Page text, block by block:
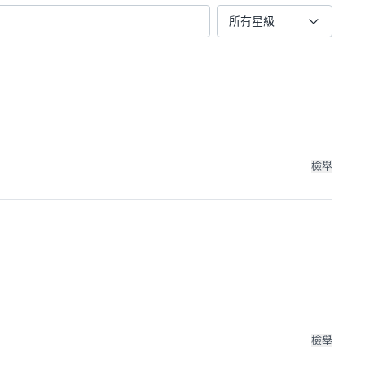
所有星級
檢舉
檢舉